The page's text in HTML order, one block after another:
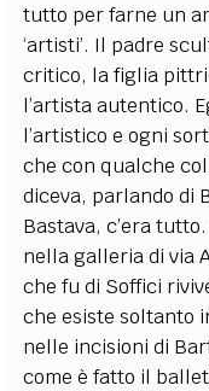
tutto per farne un
‘artisti’. Il padre
critico, la figlia
l’artista autentico.
l’artistico e ogni
che con qualche
diceva, parlando di
Bastava, c’era
nella galleria di via
che fu di Soffici
che esiste soltanto
nelle incisioni di
come è fatto il